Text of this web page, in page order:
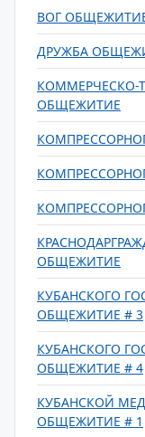
ВОГ
ДРУЖБА
КОММЕРЧЕСКО-
ОБЩЕЖИТИЕ
ОБЩЕЖИТИЕ
КУБАНСКОГО
ОБЩЕЖИТИЕ # 3
КУБАНСКОГО
ОБЩЕЖИТИЕ # 4
КУБАНСКОЙ
ОБЩЕЖИТИЕ # 1